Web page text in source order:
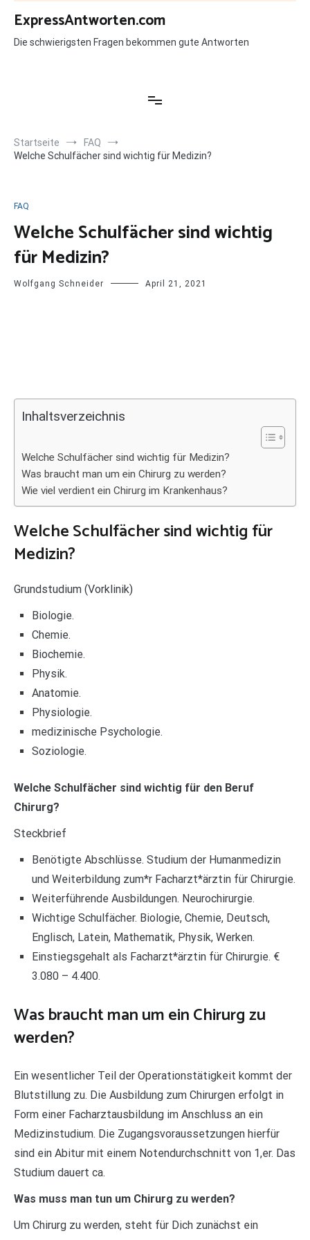
Zum
Inhalt
springen
ExpressAntworten.com
Die schwierigsten Fragen bekommen gute Antworten
Startseite
FAQ
Welche Schulfächer sind wichtig für Medizin?
FAQ
Welche Schulfächer sind wichtig
für Medizin?
Wolfgang Schneider April 21, 2021
Inhaltsverzeichnis
Welche Schulfächer sind wichtig für Medizin?
Was braucht man um ein Chirurg zu werden?
Wie viel verdient ein Chirurg im Krankenhaus?
Welche Schulfächer sind wichtig für
Medizin?
Grundstudium (Vorklinik)
Biologie.
Chemie.
Biochemie.
Physik.
Anatomie.
Physiologie.
medizinische Psychologie.
Soziologie.
Welche Schulfächer sind wichtig für den Beruf
Chirurg?
Steckbrief
Benötigte Abschlüsse. Studium der Humanmedizin
und Weiterbildung zum*r Facharzt*ärztin für Chirurgie.
Weiterführende Ausbildungen. Neurochirurgie.
Wichtige Schulfächer. Biologie, Chemie, Deutsch,
Englisch, Latein, Mathematik, Physik, Werken.
Einstiegsgehalt als Facharzt*ärztin für Chirurgie. €
3.080 – 4.400.
Was braucht man um ein Chirurg zu
werden?
Ein wesentlicher Teil der Operationstätigkeit kommt der
Blutstillung zu. Die Ausbildung zum Chirurgen erfolgt in
Form einer Facharztausbildung im Anschluss an ein
Medizinstudium. Die Zugangsvoraussetzungen hierfür
sind ein Abitur mit einem Notendurchschnitt von 1,er. Das
Studium dauert ca.
Was muss man tun um Chirurg zu werden?
Um Chirurg zu werden, steht für Dich zunächst ein